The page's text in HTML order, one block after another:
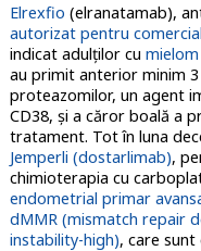
Elrexfio (elranatamab),
autorizat pentru
indicat adulţilor cu
au primit anterior minim
proteazomilor, un agent
CD38, şi a căror boală a
tratament. Tot în luna
Jemperli (dostarlimab),
chimioterapia cu
endometrial primar
dMMR (mismatch repair
instability-high), care